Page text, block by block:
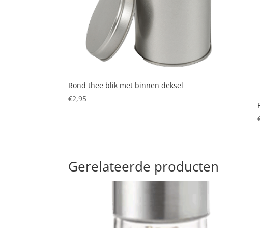
Rond thee blik met binnen deksel
€2,95
Gerelateerde producten